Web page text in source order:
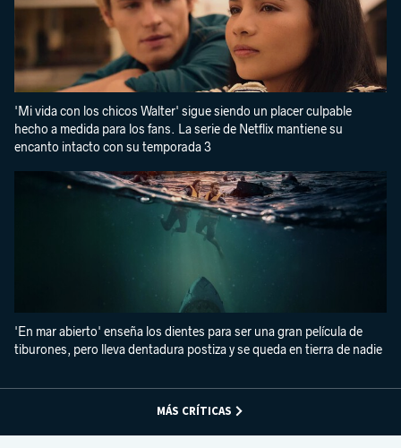
'Mi vida con los chicos Walter' sigue siendo un placer culpable
hecho a medida para los fans. La serie de Netflix mantiene su
encanto intacto con su temporada 3
'En mar abierto' enseña los dientes para ser una gran película de
tiburones, pero lleva dentadura postiza y se queda en tierra de nadie
MÁS CRÍTICAS